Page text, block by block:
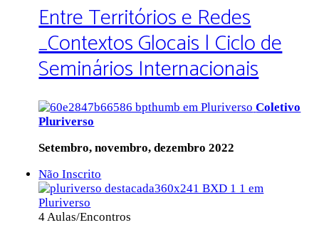
Entre Territórios e Redes
_Contextos Glocais | Ciclo de
Seminários Internacionais
Coletivo
Pluriverso
Setembro, novembro, dezembro 2022
Não Inscrito
4 Aulas/Encontros